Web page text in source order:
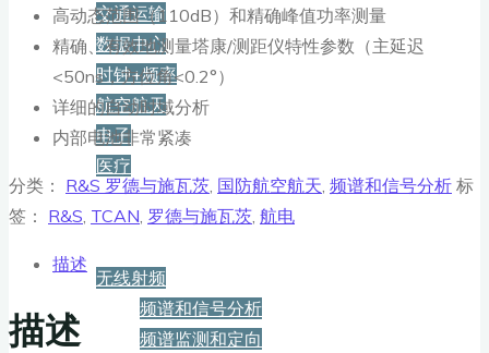
交通运输
数据中心
时钟+频率
航空航天
电子
医疗
产品
无线射频
频谱和信号分析
频谱监测和定向
高动态范围（110dB）和精确峰值功率测量
精确、有效地测量塔康/测距仪特性参数（主延迟
<50ns，方位角<0.2°）
详细的自动时域分析
内部电池非常紧凑
分类： R&S 罗德与施瓦茨 国防航空航天 频谱和信号分析 标
签： R&S TCAN 罗德与施瓦茨 航电
描述
描述